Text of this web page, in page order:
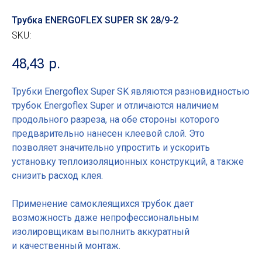
Трубка ENERGOFLEX SUPER SK 28/9-2
SKU:
48,43 р.
Трубки Energoflex Super SK являются разновидностью
трубок Energoflex Super и отличаются наличием
продольного разреза, на обе стороны которого
предварительно нанесен клеевой слой. Это
позволяет значительно упростить и ускорить
установку теплоизоляционных конструкций, а также
снизить расход клея.
Применение самоклеящихся трубок дает
возможность даже непрофессиональным
изолировщикам выполнить аккуратный
и качественный монтаж.